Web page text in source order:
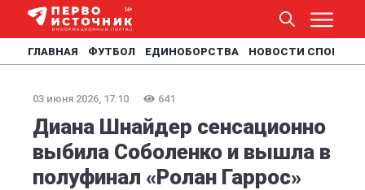
ГЛАВНАЯ ФУТБОЛ ЕДИНОБОРСТВА НОВОСТИ СПОРТА
03 июня 2026, 17:10 641
Диана Шнайдер сенсационно
выбила Соболенко и вышла в
полуфинал «Ролан Гаррос»